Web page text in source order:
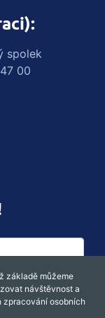
spolek
00
základě můžeme
návštěvnost a
zpracování osobních